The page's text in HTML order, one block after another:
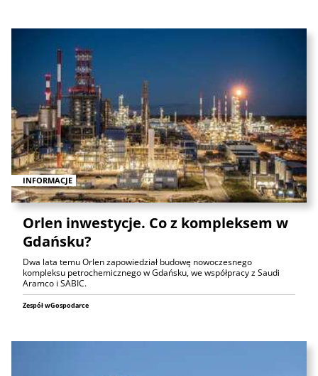
INFORMACJE
Orlen inwestycje. Co z kompleksem w
Gdańsku?
Dwa lata temu Orlen zapowiedział budowę nowoczesnego
kompleksu petrochemicznego w Gdańsku, we współpracy z Saudi
Aramco i SABIC.
Zespół wGospodarce